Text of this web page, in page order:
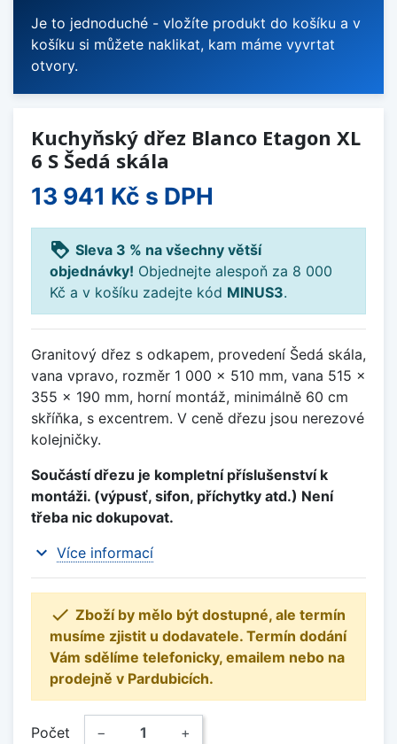
Je to jednoduché - vložíte produkt do košíku a v
košíku si můžete naklikat, kam máme vyvrtat
otvory.
Kuchyňský dřez Blanco Etagon XL
6 S Šedá skála
13 941 Kč s DPH
loyalty Sleva 3 % na všechny větší
objednávky! Objednejte alespoň za 8 000
Kč a v košíku zadejte kód MINUS3.
Granitový dřez s odkapem, provedení Šedá skála,
vana vpravo, rozměr 1 000 x 510 mm, vana 515 x
355 x 190 mm, horní montáž, minimálně 60 cm
skříňka, s excentrem. V ceně dřezu jsou nerezové
kolejničky.
Součástí dřezu je kompletní příslušenství k
montáži. (výpusť, sifon, příchytky atd.) Není
třeba nic dokupovat.
expand_more Více informací
 Zboží by mělo být dostupné, ale termín
musíme zjistit u dodavatele. Termín dodání
Vám sdělíme telefonicky, emailem nebo na
prodejně v Pardubicích.
Počet − +